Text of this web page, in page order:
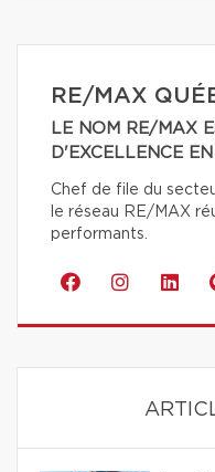
RE/MAX
LE NOM RE/MAX
D'EXCELLENCE
Chef de file du
le réseau RE/MAX
performants.